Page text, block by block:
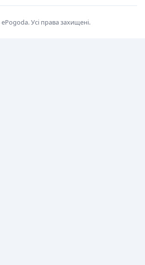
Усі права захищені.